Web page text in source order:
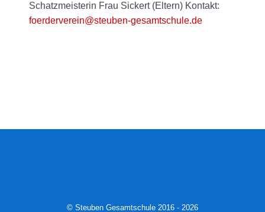
Schatzmeisterin Frau Sickert (Eltern) Kontakt:
foerderverein@steuben-gesamtschule.de
© Steuben Gesamtschule 2016 - 2026